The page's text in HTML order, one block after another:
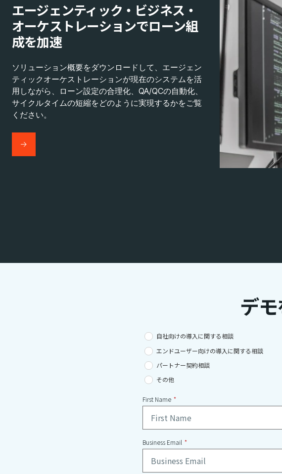
エージェンティック・ビジネス・
オーケストレーションでローン組
成を加速
ソリューション概要をダウンロードして、エージェン
ティックオーケストレーションが現在のシステムを活
用しながら、ローン設定の合理化、QA/QCの自動化、
サイクルタイムの短縮をどのように実現するかをご覧
ください。
デ
自社向けの導入に関する相談
エンドユーザー向けの導入に関する相談
パートナー契約相談
その他
*
First Name
*
Business Email